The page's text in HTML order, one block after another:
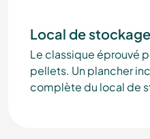
Local de stockage
Le classique éprouvé
pellets. Un plancher
complète du local de